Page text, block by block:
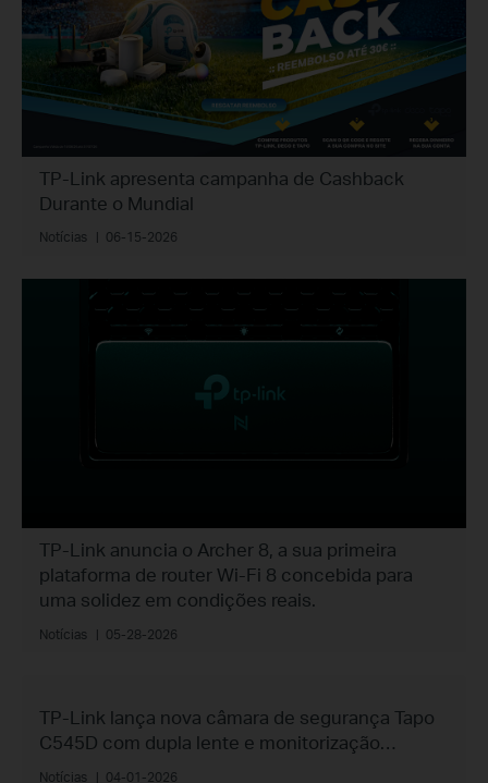
TP-Link apresenta campanha de Cashback
Durante o Mundial
Notícias | 06-15-2026
TP-Link anuncia o Archer 8, a sua primeira
plataforma de router Wi-Fi 8 concebida para
uma solidez em condições reais.
Notícias | 05-28-2026
TP-Link lança nova câmara de segurança Tapo
C545D com dupla lente e monitorização
inteligente
Notícias | 04-01-2026